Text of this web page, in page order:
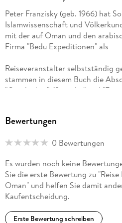
Peter Franzisky (geb. 1966) hat
Islamwissenschaft und
mit der auf Oman und den
Firma "Bedu Expeditionen" als
Reiseveranstalter selbstständig
stammen in diesem Buch die
"Geschichte", "Sprache" und
Pädagogik und arbeitet als
Recherchen und Reisen führen
und afrikanische Gefilde. In
Teil der Kapitel "Praktische Tipps
erarbeitet.
Bewertungen
0 Bewertungen
Es wurden noch keine
Sie die erste Bewertung zu
Oman" und helfen Sie damit
Kaufentscheidung.
Erste Bewertung schreiben